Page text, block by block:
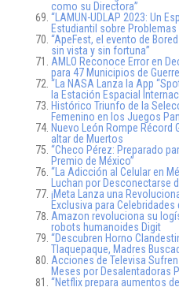
como su Directora”
“LAMUN-UDLAP 2023: Un
Estudiantil sobre Problemas
“ApeFest, el evento de
sin vista y sin fortuna”
AMLO Reconoce Error en
para 47 Municipios de
“La NASA Lanza la App
la Estación Espacial
Histórico Triunfo de la
Femenino en los Juegos
Nuevo León Rompe Récord
altar de Muertos
“Checo Pérez: Preparado
Premio de México”
“La Adicción al Celular en
Luchan por Desconectarse
¡Meta Lanza una
Exclusiva para Celebridades
Amazon revoluciona su
robots humanoides Digit
“Descubren Horno
Tlaquepaque, Madres
Acciones de Televisa
Meses por Desalentadoras
“Netflix prepara aumentos